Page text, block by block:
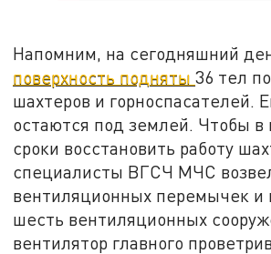
Напомним, на сегодняшний
поверхность подняты36 тел
шахтеров и горноспасателей.
остаются под землей. Чтобы
сроки восстановить работу
специалисты ВГСЧ МЧС
вентиляционных перемычек и
шесть вентиляционных
вентилятор главного